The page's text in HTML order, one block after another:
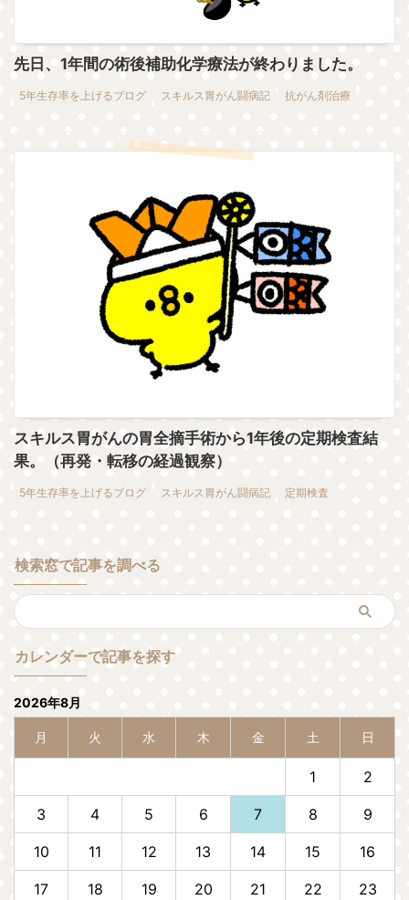
先日、1年間の術後補助化学療法が終わりました。
5年生存率を上げるブログ スキルス胃がん闘病記 抗がん剤治療
スキルス胃がんの胃全摘手術から1年後の定期検査結
果。（再発・転移の経過観察）
5年生存率を上げるブログ スキルス胃がん闘病記 定期検査
検索窓で記事を調べる
カレンダーで記事を探す
2026年8月
月 火 水 木 金 土 日
1 2
3 4 5 6 7 8 9
10 11 12 13 14 15 16
17 18 19 20 21 22 23